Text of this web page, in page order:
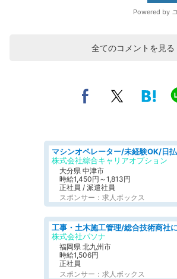
全てのコメントを見る
株式会社綜合キャリアオプション
大分県 中津市
時給1,450円～1,813円
正社員 / 派遣社員
スポンサー：求人ボックス
株式会社パソナ
福岡県 北九州市
時給1,506円
正社員
スポンサー：求人ボックス